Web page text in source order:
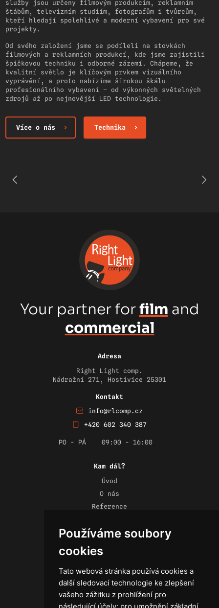
Používáme soubory
cookies
Tato webová stránka používá cookies a
další sledovací technologie ke zlepšení
vašeho zážitku z prohlížení pro
služby jsou určeny filmovým produkcím, reklamním
štábům, televizním studiím, fotografům i tvůrcům,
kteří hledají spolehlivé a moderní vybavení pro své
projekty.
Od svého založení jsme se podíleli na stovkách
filmových a reklamních produkcí, kde jsme zajistili
špičkovou techniku i odborné zázemí. Chápeme, že
kvalitní světlo je klíčovým prvkem vizuálního
vyprávění, a proto nabízíme širokou škálu
profesionálního vybavení – od výkonných světelných
zdrojů až po nejnovější LED technologie.
Více o nás Technika
Your partner forfilm and
commercial
Adresa
Right Light comp.
Nádražní 271, Hostivice 25301
Kontakt
info@rlcomp.cz
+420 602 340 387
PO - PÁ 09:00 - 16:00
Kam dál?
Úvod
O nás
Reference
Kontakt
Obchodní podmínky
Zásady ochrany osobních údajů